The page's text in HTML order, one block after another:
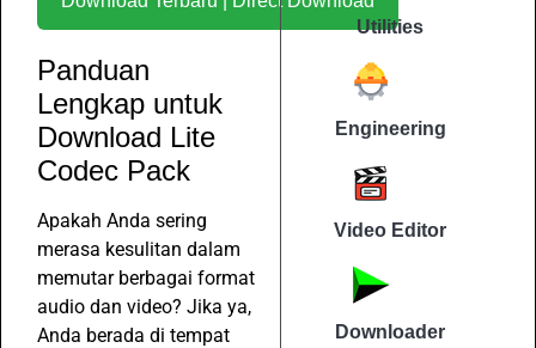
Panduan
Lengkap untuk
Download Lite
Codec Pack
Apakah Anda sering
merasa kesulitan dalam
memutar berbagai format
audio dan video? Jika ya,
Anda berada di tempat
Utilities
Engineering
Video Editor
Downloader